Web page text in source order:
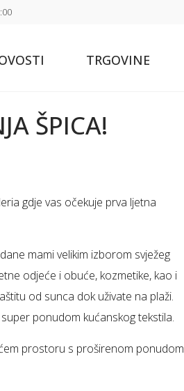
TRGOVINE
ŠPICA!
gdje vas očekuje prva ljetna
mami velikim izborom svježeg
odjeće i obuće, kozmetike, kao i
od sunca dok uživate na plaži.
ponudom kućanskog tekstila.
prostoru s proširenom ponudom